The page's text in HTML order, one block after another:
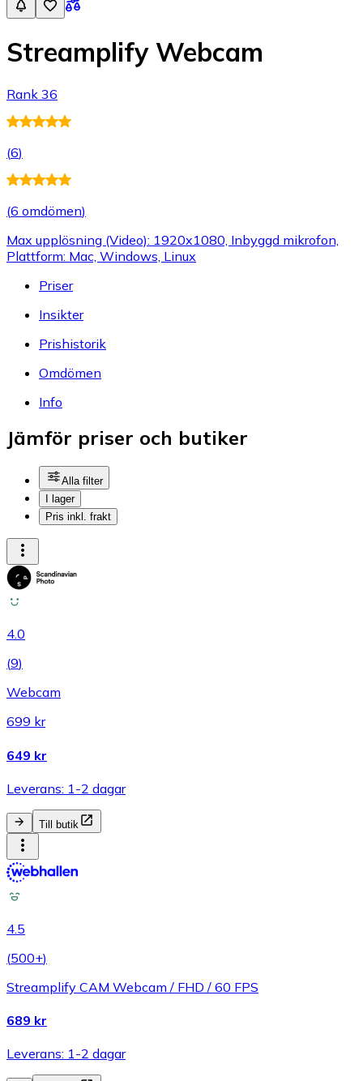
Streamplify Webcam
Rank 36
(6)
(6 omdömen)
Max upplösning (Video): 1920x1080, Inbyggd mikrofon,
Plattform: Mac, Windows, Linux
Priser
Insikter
Prishistorik
Omdömen
Info
Jämför priser och butiker
Alla filter
I lager
Pris inkl. frakt
4.0
(9)
Webcam
699 kr
649 kr
Leverans: 1-2 dagar
Till butik
4.5
(500+)
Streamplify CAM Webcam / FHD / 60 FPS
689 kr
Leverans: 1-2 dagar